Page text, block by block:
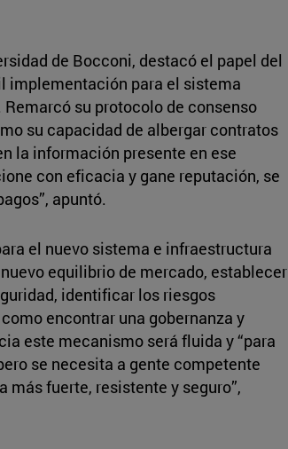
de Bocconi, destacó el papel del
implementación para el sistema
su protocolo de consenso
su capacidad de albergar contratos
la información presente en ese
con eficacia y gane reputación, se
apuntó.
el nuevo sistema e infraestructura
equilibrio de mercado, establecer
identificar los riesgos
encontrar una gobernanza y
este mecanismo será fluida y “para
se necesita a gente competente
más fuerte, resistente y seguro”,